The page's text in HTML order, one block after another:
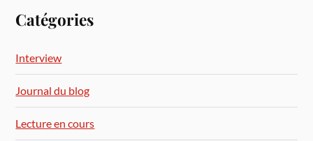
Catégories
Interview
Journal du blog
Lecture en cours